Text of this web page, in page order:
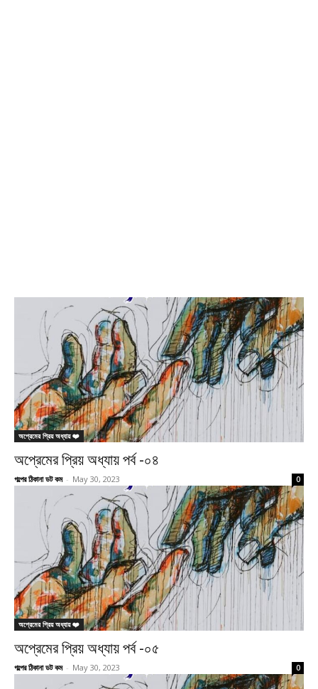
অপ্রেমের প্রিয় অধ্যায় ❤️
অপ্রেমের প্রিয় অধ্যায় পর্ব -০৪
গল্পের ঠিকানা ডট কম - May 30, 2023 0
অপ্রেমের প্রিয় অধ্যায় ❤️
অপ্রেমের প্রিয় অধ্যায় পর্ব -০৫
গল্পের ঠিকানা ডট কম - May 30, 2023 0